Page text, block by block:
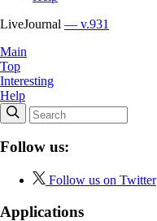
LiveJournal — v.931
Main
Top
Interesting
Help
Follow us:
Follow us on Twitter
Applications